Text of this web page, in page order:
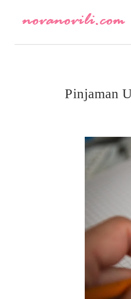
Pinjaman